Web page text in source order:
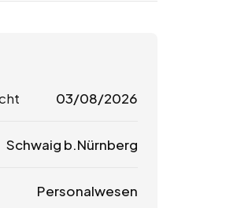
03/08/2026
Schwaig b.Nürnberg
Personalwesen